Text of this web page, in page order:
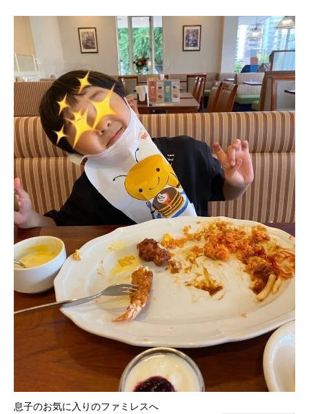
息子のお気に入りのファミレスへ